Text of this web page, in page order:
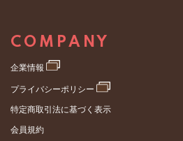
COMPANY
企業情報
プライバシーポリシー
特定商取引法に基づく表示
会員規約